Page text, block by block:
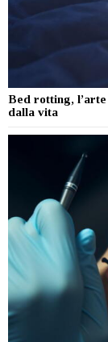
Bed rotting,
dalla vita